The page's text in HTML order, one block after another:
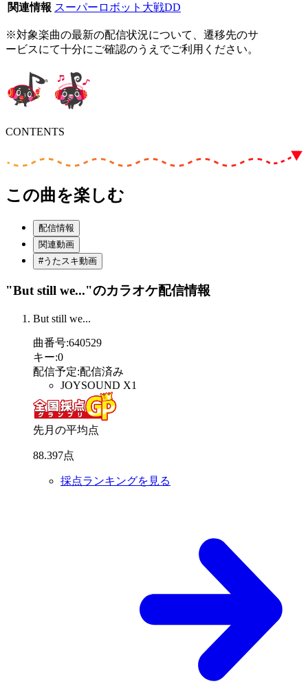
関連情報 スーパーロボット大戦DD
※対象楽曲の最新の配信状況について、遷移先のサ
ービスにて十分にご確認のうえでご利用ください。
CONTENTS
この曲を楽しむ
配信情報
関連動画
#うたスキ動画
"But still we..."のカラオケ配信情報
But still we...
曲番号:640529
キー:0
配信予定:配信済み
JOYSOUND X1
先月の平均点
88.397点
採点ランキングを見る